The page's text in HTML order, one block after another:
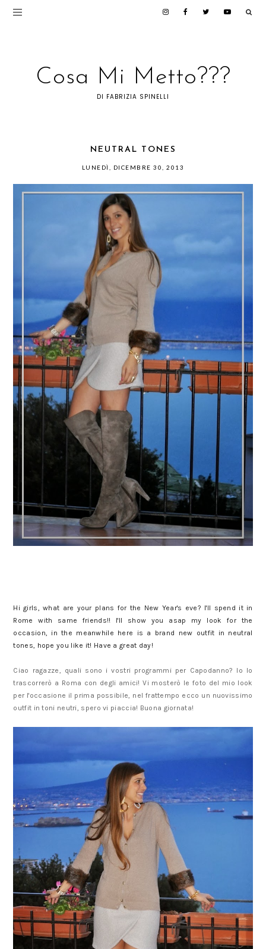
Cosa Mi Metto???
DI FABRIZIA SPINELLI
NEUTRAL TONES
LUNEDÌ, DICEMBRE 30, 2013
Hi girls, what are your plans for the New Year's eve? I'll spend it in
Rome with same friends!! I'll show you asap my look for the
occasion, in the meanwhile here is a brand new outfit in neutral
tones, hope you like it! Have a great day!
Ciao ragazze, quali sono i vostri programmi per Capodanno? Io lo
trascorrerò a Roma con degli amici! Vi mosterò le foto del mio look
per l'occasione il prima possibile, nel frattempo ecco un nuovissimo
outfit in toni neutri, spero vi piaccia! Buona giornata!